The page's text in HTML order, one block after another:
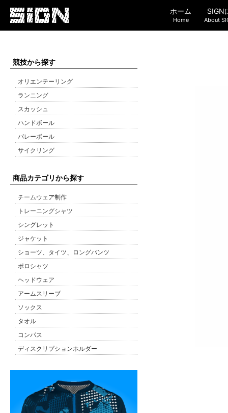
ホーム
Home
SIGN
About
競技から探す
オリエンテーリング
ランニング
スカッシュ
ハンドボール
バレーボール
サイクリング
商品カテゴリから探す
チームウェア制作
トレーニングシャツ
シングレット
ジャケット
ショーツ、タイツ、ロングパンツ
ポロシャツ
ヘッドウェア
アームスリーブ
ソックス
タオル
コンパス
ディスクリプションホルダー